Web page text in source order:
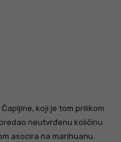
koji je tom prilikom
neutvrđenu količinu
asocira na marihuanu.